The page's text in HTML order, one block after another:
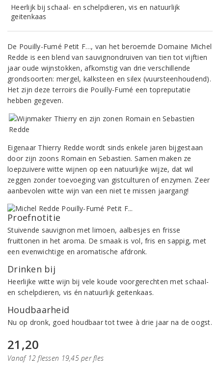
Heerlijk bij schaal- en schelpdieren, vis en natuurlijk
geitenkaas
De Pouilly-Fumé Petit F…, van het beroemde Domaine Michel
Redde is een blend van sauvignondruiven van tien tot vijftien
jaar oude wijnstokken, afkomstig van drie verschillende
grondsoorten: mergel, kalksteen en silex (vuursteenhoudend).
Het zijn deze terroirs die Pouilly-Fumé een topreputatie
hebben gegeven.
Eigenaar Thierry Redde wordt sinds enkele jaren bijgestaan
door zijn zoons Romain en Sebastien. Samen maken ze
loepzuivere witte wijnen op een natuurlijke wijze, dat wil
zeggen zonder toevoeging van gistculturen of enzymen. Zeer
aanbevolen witte wijn van een niet te missen jaargang!
Proefnotitie
Stuivende sauvignon met limoen, aalbesjes en frisse
fruittonen in het aroma. De smaak is vol, fris en sappig, met
een evenwichtige en aromatische afdronk.
Drinken bij
Heerlijke witte wijn bij vele koude voorgerechten met schaal-
en schelpdieren, vis én natuurlijk geitenkaas.
Houdbaarheid
Nu op dronk, goed houdbaar tot twee à drie jaar na de oogst.
21,20
Vanaf 12 flessen 19,45 per fles